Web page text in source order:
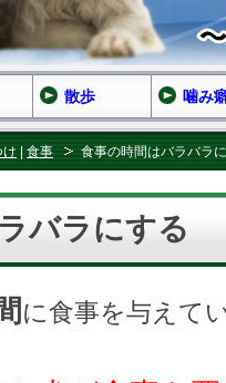
け 食事 食事の時間はバラバラ
バラにする
に食事を与えて
散歩 噛み